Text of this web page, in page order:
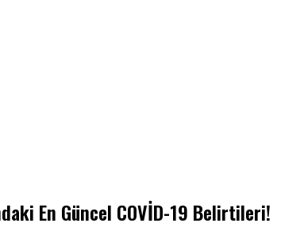
En Güncel COVİD-19 Belirtileri!